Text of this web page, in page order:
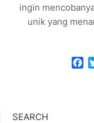
ingin
unik yang
SEARCH